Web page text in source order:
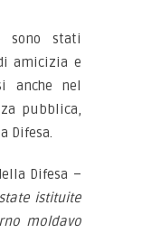
sono stati
amicizia e
anche nel
pubblica,
Difesa.
Difesa –
istituite
moldavo